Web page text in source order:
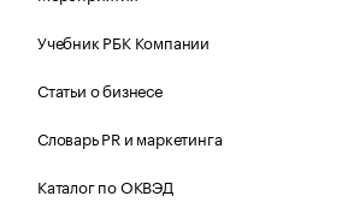
Учебник РБК Компании
Статьи о бизнесе
Словарь PR и маркетинга
Каталог по ОКВЭД